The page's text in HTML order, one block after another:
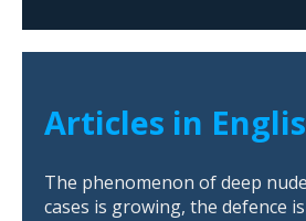
Articles in
The phenomenon of deep
cases is growing, the defence